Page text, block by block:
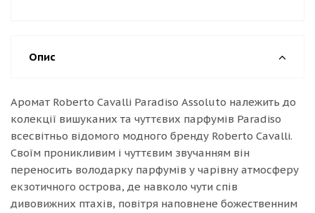
Опис
Аромат Roberto Cavalli Paradiso Assoluto належить до
колекції вишуканих та чуттєвих парфумів Paradiso
всесвітньо відомого модного бренду Roberto Cavalli.
Своїм проникливим і чуттєвим звучанням він
переносить володарку парфумів у чарівну атмосферу
екзотичного острова, де навколо чути спів
дивовижних птахів, повітря наповнене божественним